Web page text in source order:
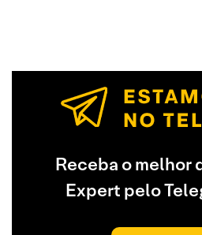
Receba o melhor
Expert pelo